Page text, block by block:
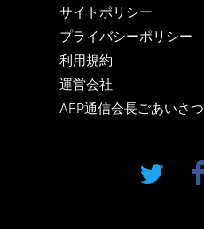
サイトポリシー
プライバシーポリシー
利用規約
運営会社
AFP通信会長ごあいさつ